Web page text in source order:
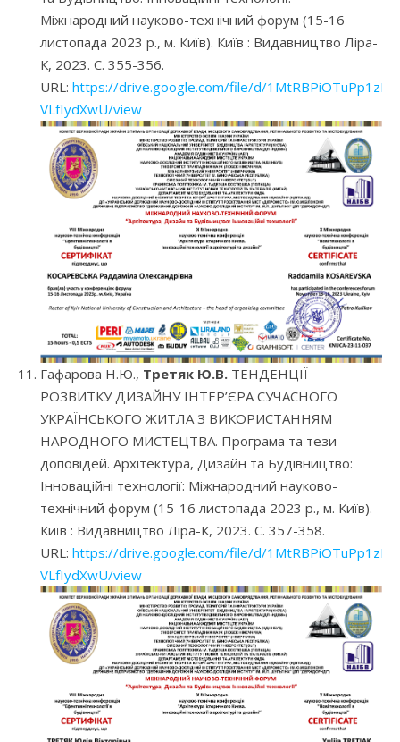
Міжнародний науково-технічний форум (15-16
листопада 2023 р., м. Київ). Київ : Видавництво Ліра-
К, 2023. С. 355-356.
URL: https://drive.google.com/file/d/
VLfIydXwU/view
Гафарова Н.Ю., Третяк Ю.В. ТЕНДЕНЦІЇ
РОЗВИТКУ ДИЗАЙНУ ІНТЕР’ЄРА СУЧАСНОГО
УКРАЇНСЬКОГО ЖИТЛА З ВИКОРИСТАННЯМ
НАРОДНОГО МИСТЕЦТВА. Програма та тези
доповідей. Архітектура, Дизайн та Будівництво:
Інноваційні технології: Міжнародний науково-
технічний форум (15-16 листопада 2023 р., м. Київ).
Київ : Видавництво Ліра-К, 2023. С. 357-358.
URL: https://drive.google.com/file/d/
VLfIydXwU/view